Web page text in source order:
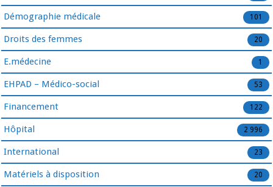
Démographie médicale 101
Droits des femmes 20
E.médecine 1
EHPAD – Médico-social 53
Financement 122
Hôpital 2 996
International 23
Matériels à disposition 20